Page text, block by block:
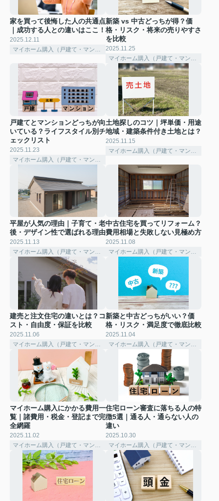
家を買って後悔した人の共通点
｜成功する人との違いはここ！
2025.12.11
マイホーム購入（戸建て・マンション）
新築 vs 中古どっちが得？価
格・リスク・将来の売りやすさ
を比較
2025.11.25
マイホーム購入（戸建て・マンション）
戸建てとマンションどっちが向
いている？ライフスタイル別チ
ェックリスト
2025.11.23
マイホーム購入（戸建て・マンション）
土地探しのコツ｜坪単価・用途
地域・建築条件付き土地とは？
2025.11.15
マイホーム購入（戸建て・マンション）
平屋が人気の理由｜子育て・老
後・デザイン性で選ばれる理由
2025.11.13
マイホーム購入（戸建て・マンション）
中古住宅を買ってリフォーム？
費用相場と失敗しない見極め方
2025.11.08
マイホーム購入（戸建て・マンション）
建売と注文住宅の違いとは？コ
スト・自由度・保証を比較
2025.11.06
マイホーム購入（戸建て・マンション）
新築と中古どっちがいい？価
格・リスク・満足度で徹底比較
2025.11.04
マイホーム購入（戸建て・マンション）
マイホーム購入にかかる費用一
覧｜諸費用・税金・登記まで完
全網羅
2025.11.02
マイホーム購入（戸建て・マンション）
住宅ローン審査に落ちる人の特
徴5選｜通る人・通らない人の
違い
2025.10.30
マイホーム購入（戸建て・マンション）